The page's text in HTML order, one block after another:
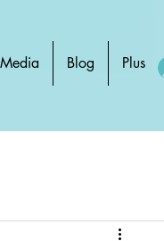
Media Blog Plus